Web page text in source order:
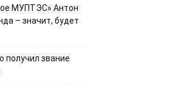
МУПТЭС» Антон
– значит, будет
получил звание